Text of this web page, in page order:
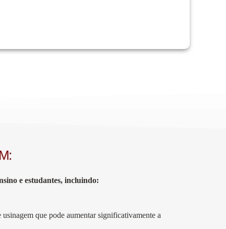
e estudantes, incluindo:
que pode aumentar significativamente a